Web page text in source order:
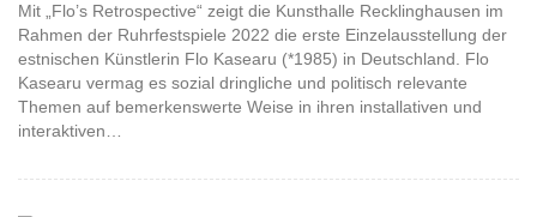
Mit „Flo’s Retrospective“ zeigt die Kunsthalle Recklinghausen im
Rahmen der Ruhrfestspiele 2022 die erste Einzelausstellung der
estnischen Künstlerin Flo Kasearu (*1985) in Deutschland. Flo
Kasearu vermag es sozial dringliche und politisch relevante
Themen auf bemerkenswerte Weise in ihren installativen und
interaktiven…